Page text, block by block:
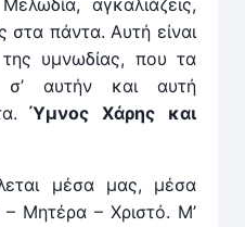
αγκαλιάζεις,
στα πάντα. Αυτή είναι
υμνωδίας, που τα
σ’ αυτήν και αυτή
Ύμνος Χάρης και
μέσα μας, μέσα
Μητέρα – Χριστό. Μ’